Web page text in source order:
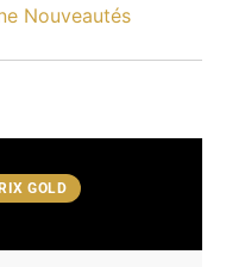
Nouveautés
GOLD